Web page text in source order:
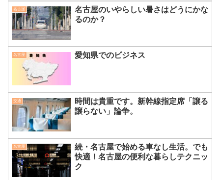
名古屋
名古屋のいやらしい暑さはどうにかな
るのか？
名古屋 愛知県でのビジネス
交通
時間は貴重です。新幹線指定席「譲る
譲らない」論争。
名古屋
続・名古屋で始める車なし生活。でも
快適！名古屋の便利な暮らしテクニッ
ク